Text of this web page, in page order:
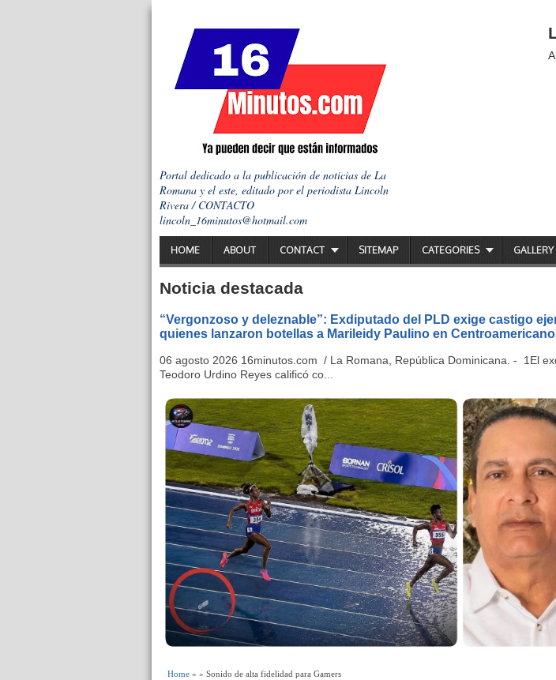
Portal dedicado a la publicación de noticias de La
Romana y el este, editado por el periodista Lincoln
Rivera / CONTACTO
lincoln_16minutos@hotmail.com
HOME ABOUT CONTACT SITEMAP CATEGORIES GALLERY
Noticia destacada
“Vergonzoso y deleznable”: Exdiputado del PLD exige castigo
quienes lanzaron botellas a Marileidy Paulino en
06 agosto 2026 16minutos.com / La Romana, República Dominicana. - 1El
Teodoro Urdino Reyes calificó co...
Home » » Sonido de alta fidelidad para Gamers